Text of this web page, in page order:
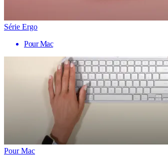
Série Ergo
Pour Mac
Pour Mac